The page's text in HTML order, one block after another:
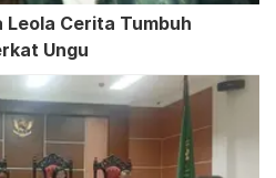
Cerita Tumbuh
Ungu